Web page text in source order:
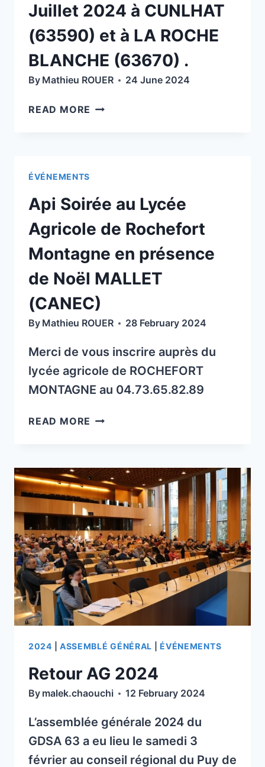
H
Juillet 2024 à CUNLHAT
(63590) et à LA ROCHE
BLANCHE (63670) .
By Mathieu ROUER 24 June 2024
READ MORE DEMI-
COMPTAGE
VARROAS
DE
14H
À
LE
MARDI
2
JUILLET
À
CHAMPAGNAT
LE
(63580)
06
JUILLET
2024
À
CUNLHAT
(63590)
ET
À
LA
ROCHE
BLANCHE
(63670)
.
ÉVÉNEMENTS
Api Soirée au Lycée
Agricole de Rochefort
Montagne en présence
de Noël MALLET
(CANEC)
By Mathieu ROUER 28 February 2024
Merci de vous inscrire auprès du
lycée agricole de ROCHEFORT
MONTAGNE au 04.73.65.82.89
READ MORE API
AGRICOLE
DE
ROCHEFORT
MONTAGNE
EN
PRÉSENCE
DE
NOËL
MALLET
(CANEC)
2024 ASSEMBLÉ GÉNÉRAL |ÉVÉNEMENTS
Retour AG 2024
By malek.chaouchi 12 February 2024
L’assemblée générale 2024 du
GDSA 63 a eu lieu le samedi 3
février au conseil régional du Puy de